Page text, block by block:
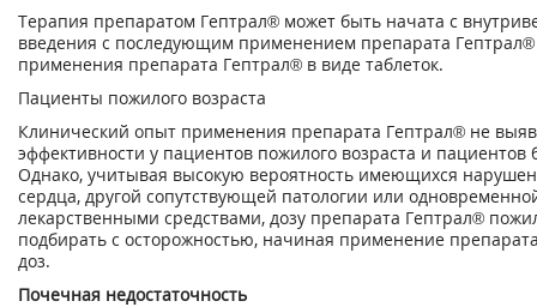
Терапия препаратом Гептрал® может быть начата с
введения с последующим применением препарата Гептрал®
применения препарата Гептрал® в виде таблеток.
Пациенты пожилого возраста
Клинический опыт применения препарата Гептрал® не
эффективности у пациентов пожилого возраста и пациентов
Однако, учитывая высокую вероятность имеющихся
сердца, другой сопутствующей патологии или
лекарственными средствами, дозу препарата Гептрал®
подбирать с осторожностью, начиная применение
доз.
Почечная недостаточность